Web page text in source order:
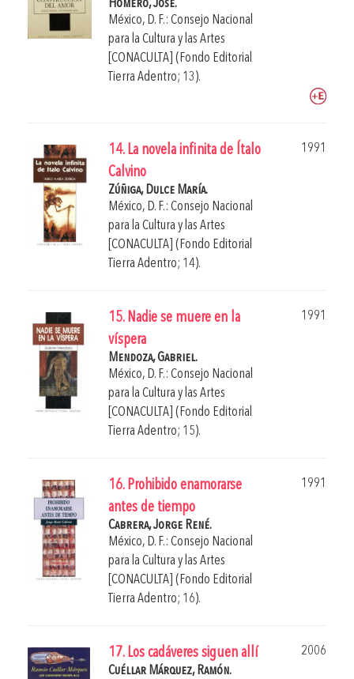
Homero, José.
México, D. F.: Consejo Nacional
para la Cultura y las Artes
[CONACULTA] (Fondo Editorial
Tierra Adentro; 13).
14. La novela infinita de Ítalo
Calvino
1991
Zúñiga, Dulce María.
México, D. F.: Consejo Nacional
para la Cultura y las Artes
[CONACULTA] (Fondo Editorial
Tierra Adentro; 14).
15. Nadie se muere en la
víspera
1991
Mendoza, Gabriel.
México, D. F.: Consejo Nacional
para la Cultura y las Artes
[CONACULTA] (Fondo Editorial
Tierra Adentro; 15).
16. Prohibido enamorarse
antes de tiempo
1991
Cabrera, Jorge René.
México, D. F.: Consejo Nacional
para la Cultura y las Artes
[CONACULTA] (Fondo Editorial
Tierra Adentro; 16).
17. Los cadáveres siguen allí
2006
Cuéllar Márquez, Ramón.